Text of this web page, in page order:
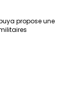
propose une